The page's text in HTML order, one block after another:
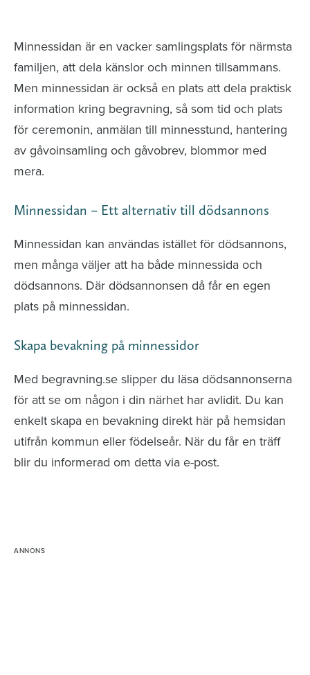
Minnessidan är en vacker samlingsplats för närmsta
familjen, att dela känslor och minnen tillsammans.
Men minnessidan är också en plats att dela praktisk
information kring begravning, så som tid och plats
för ceremonin, anmälan till minnesstund, hantering
av gåvoinsamling och gåvobrev, blommor med
mera.
Minnessidan – Ett alternativ till dödsannons
Minnessidan kan användas istället för dödsannons,
men många väljer att ha både minnessida och
dödsannons. Där dödsannonsen då får en egen
plats på minnessidan.
Skapa bevakning på minnessidor
Med begravning.se slipper du läsa dödsannonserna
för att se om någon i din närhet har avlidit. Du kan
enkelt skapa en bevakning direkt här på hemsidan
utifrån kommun eller födelseår. När du får en träff
blir du informerad om detta via e-post.